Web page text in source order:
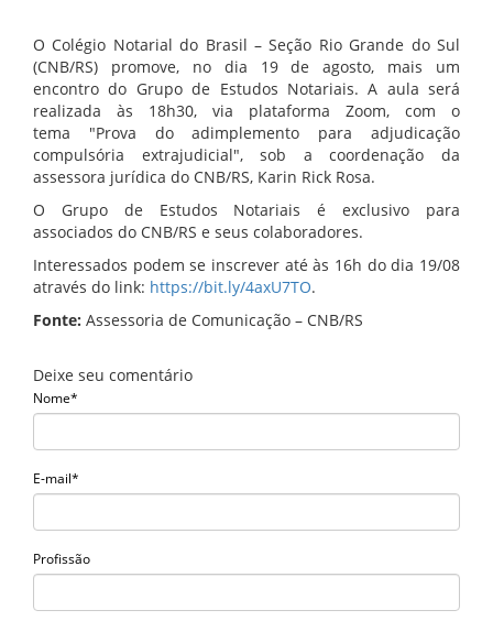
O Colégio Notarial do Brasil – Seção Rio Grande do Sul
(CNB/RS) promove, no dia 19 de agosto, mais um
encontro do Grupo de Estudos Notariais. A aula será
realizada às 18h30, via plataforma Zoom, com o
tema "Prova do adimplemento para adjudicação
compulsória extrajudicial", sob a coordenação da
assessora jurídica do CNB/RS, Karin Rick Rosa.
O Grupo de Estudos Notariais é exclusivo para
associados do CNB/RS e seus colaboradores.
Interessados podem se inscrever até às 16h do dia 19/08
através do link: https://bit.ly/4axU7TO.
Fonte: Assessoria de Comunicação – CNB/RS
Deixe seu comentário
Nome*
E-mail*
Profissão